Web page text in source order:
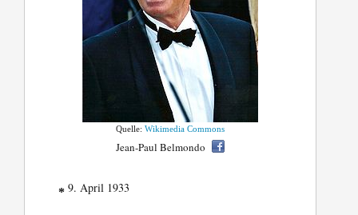
Quelle:Wikimedia Commons
Jean-Paul Belmondo
* 9. April 1933